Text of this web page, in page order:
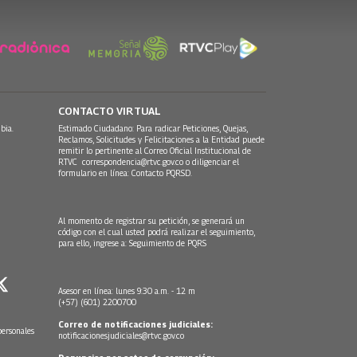
CONTACTO VIRTUAL
Estimado Ciudadano: Para radicar Peticiones, Quejas,
Reclamos, Solicitudes y Felicitaciones a la Entidad puede
remitir lo pertinente al Correo Oficial Institucional de
RTVC correspondencia@rtvc.gov.co o diligenciar el
formulario en línea: Contacto PQRSD.
Al momento de registrar su petición, se generará un
código con el cual usted podrá realizar el seguimiento,
para ello, ingrese a: Seguimiento de PQRS
Asesor en línea: lunes 9:30 a.m. - 12 m
(+57) (601) 2200700
Correo de notificaciones judiciales:
notificacionesjudiciales@rtvc.gov.co